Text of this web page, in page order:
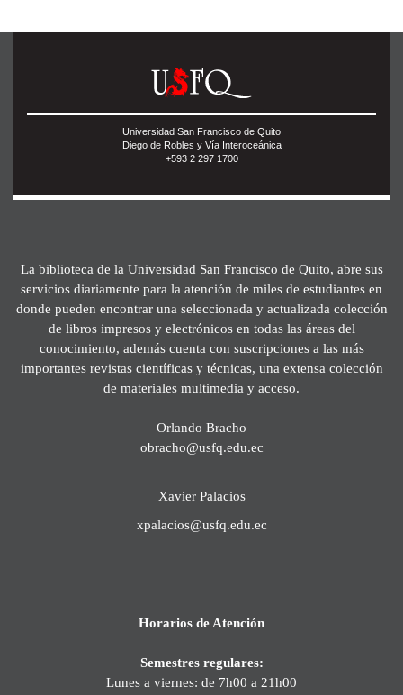
Universidad San Francisco de Quito
Diego de Robles y Vía Interoceánica
+593 2 297 1700
La biblioteca de la Universidad San Francisco de Quito, abre sus
servicios diariamente para la atención de miles de estudiantes en
donde pueden encontrar una seleccionada y actualizada colección
de libros impresos y electrónicos en todas las áreas del
conocimiento, además cuenta con suscripciones a las más
importantes revistas científicas y técnicas, una extensa colección
de materiales multimedia y acceso.
Orlando Bracho
obracho@usfq.edu.ec
Xavier Palacios
xpalacios@usfq.edu.ec
Horarios de Atención
Semestres regulares:
Lunes a viernes: de 7h00 a 21h00